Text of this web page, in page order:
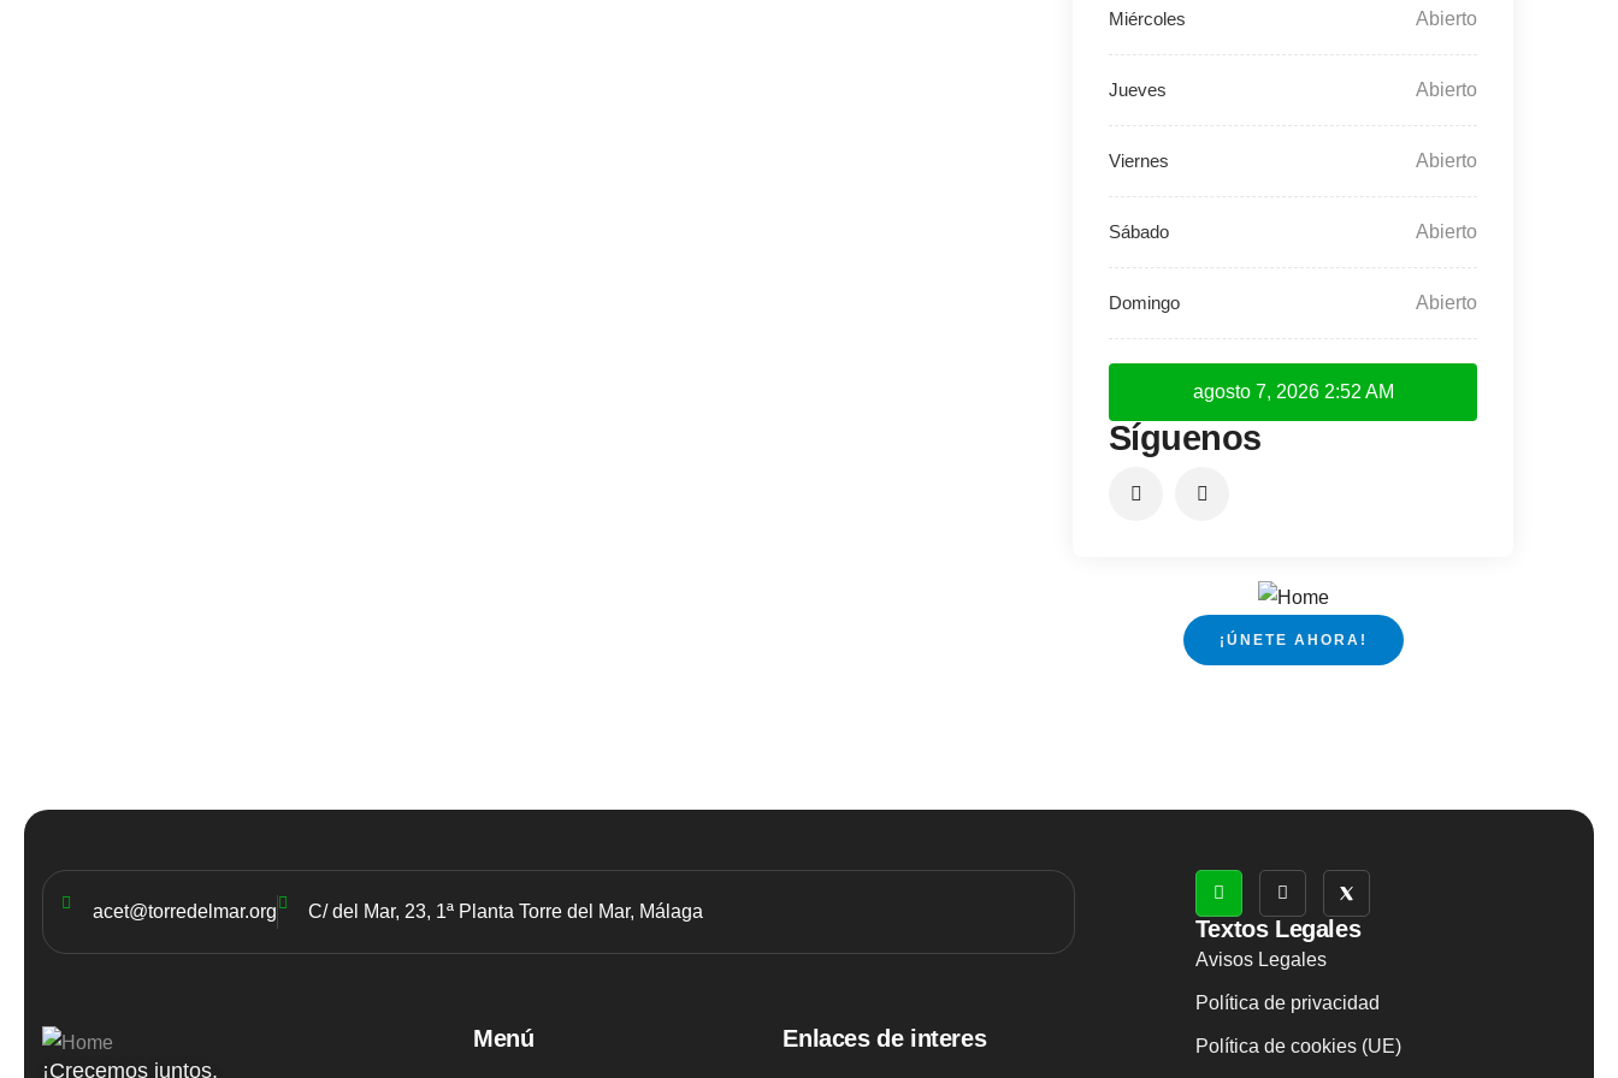
Abierto
Abierto
Abierto
Abierto
Abierto
agosto 7, 2026 2:52 AM
Síguenos
¡ÚNETE AHORA!
acet@torredelmar.org C/ del Mar, 23, 1ª Planta Torre del Mar, Málaga
¡Crecemos juntos,
Menú Enlaces de interes
Textos Legales
Avisos Legales
Política de privacidad
Política de cookies (UE)